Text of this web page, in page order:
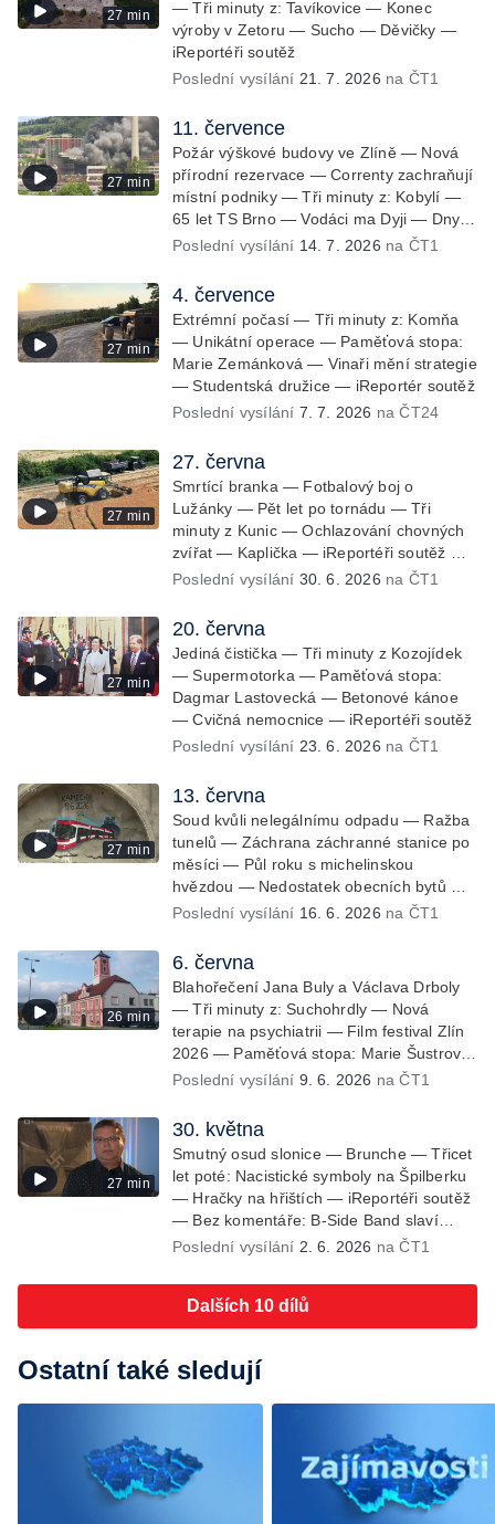
27 min
— Tři minuty z: Tavíkovice — Konec
výroby v Zetoru — Sucho — Děvičky —
iReportéři soutěž
Poslední vysílání 21. 7. 2026 na ČT1
27 min
11. července
Požár výškové budovy ve Zlíně — Nová
přírodní rezervace — Correnty zachraňují
místní podniky — Tři minuty z: Kobylí —
65 let TS Brno — Vodáci ma Dyji — Dny
lidí dobré vůle — iReportéři soutěž
Poslední vysílání 14. 7. 2026 na ČT1
27 min
4. července
Extrémní počasí — Tři minuty z: Komňa
— Unikátní operace — Paměťová stopa:
Marie Zemánková — Vinaři mění strategie
— Studentská družice — iReportér soutěž
Poslední vysílání 7. 7. 2026 na ČT24
27 min
27. června
Smrtící branka — Fotbalový boj o
Lužánky — Pět let po tornádu — Tři
minuty z Kunic — Ochlazování chovných
zvířat — Kaplička — iReportéři soutěž —
Bez komentáře: Sklizeň obilí v Bulharech
Poslední vysílání 30. 6. 2026 na ČT1
27 min
20. června
Jediná čistička — Tři minuty z Kozojídek
— Supermotorka — Paměťová stopa:
Dagmar Lastovecká — Betonové kánoe
— Cvičná nemocnice — iReportéři soutěž
Poslední vysílání 23. 6. 2026 na ČT1
27 min
13. června
Soud kvůli nelegálnímu odpadu — Ražba
tunelů — Záchrana záchranné stanice po
měsíci — Půl roku s michelinskou
hvězdou — Nedostatek obecních bytů —
Fojtství v Jasenné — iReportéři soutěž
Poslední vysílání 16. 6. 2026 na ČT1
26 min
6. června
Blahořečení Jana Buly a Václava Drboly
— Tři minuty z: Suchohrdly — Nová
terapie na psychiatrii — Film festival Zlín
2026 — Paměťová stopa: Marie Šustrová
— iReportéři soutěž — Bez komentáře:
Poslední vysílání 9. 6. 2026 na ČT1
27 min
30. května
Smutný osud slonice — Brunche — Třicet
let poté: Nacistické symboly na Špilberku
— Hračky na hřištích — iReportéři soutěž
— Bez komentáře: B-Side Band slaví
20let
Poslední vysílání 2. 6. 2026 na ČT1
Dalších 10 dílů
Ostatní také sledují